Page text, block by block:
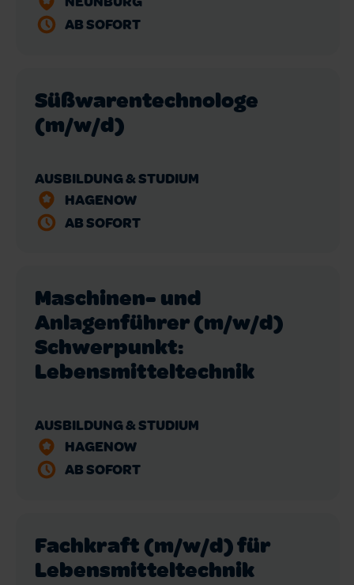
Fachkraft (m/w/d) für
Lebensmitteltechnik
Maschinen- und
Anlagenführer (m/w/d)
Schwerpunkt:
Lebensmitteltechnik
AUSBILDUNG & STUDIUM
HAGENOW
AB SOFORT
Süßwarentechnologe
(m/w/d)
AUSBILDUNG & STUDIUM
HAGENOW
AB SOFORT
AB SOFORT